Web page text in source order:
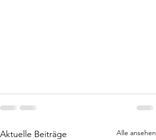
Aktuelle Beiträge Alle ansehen